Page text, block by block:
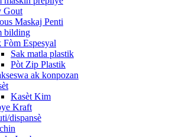
Gout
Maskaj Penti
bilding
Fòm Espesyal
Sak matla plastik
Pòt Zip Plastik
ak konpozan
Kasèt Kim
Kraft
dispansè